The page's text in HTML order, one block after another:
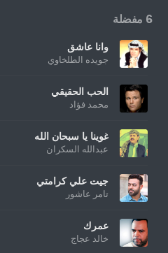
6 مفضلة
وانا عاشق
جويده الطلخاوي
الحب الحقيقي
محمد فؤاد
غوينا يا سبحان الله
عبدالله السكران
جيت علي كرامتي
تامر عاشور
عمرك
خالد عجاج